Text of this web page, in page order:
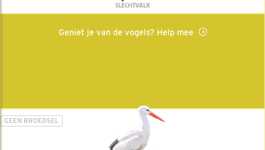
SLECHTVALK
Geniet je van de vogels? Help mee
GEEN BROEDSEL